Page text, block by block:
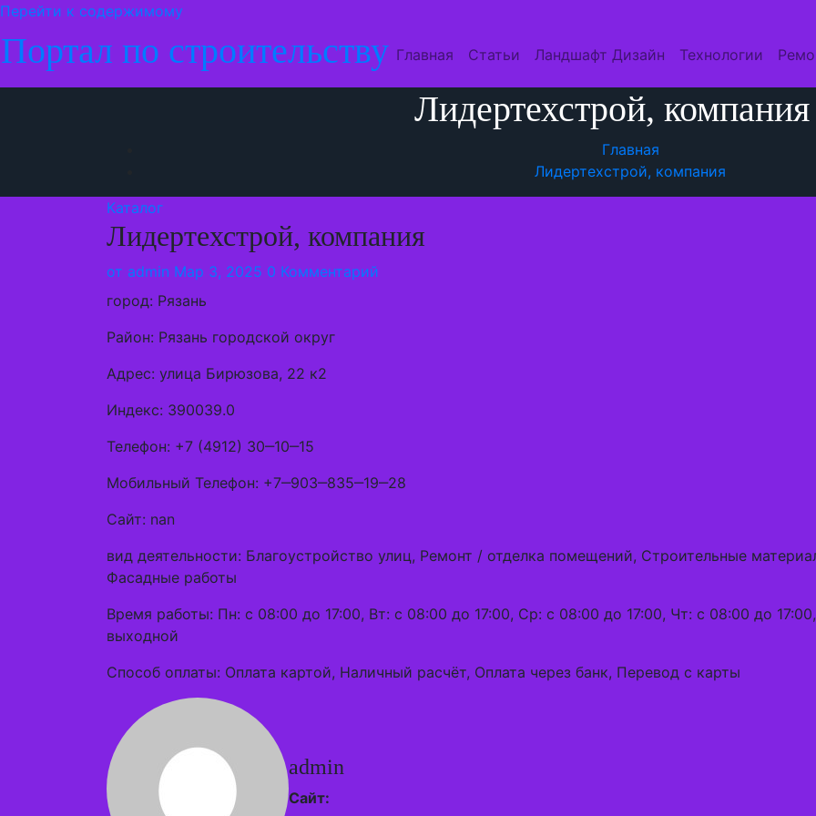
Перейти к содержимому
Портал по строительству Главная Статьи Ландшафт Дизайн Технологии
Лидертехстрой, компания
Главная
Лидертехстрой, компания
Каталог
Лидертехстрой, компания
от admin Мар 3, 2025 0 Комментарий
город: Рязань
Район: Рязань городской округ
Адрес: улица Бирюзова, 22 к2
Индекс: 390039.0
Телефон: +7 (4912) 30‒10‒15
Мобильный Телефон: +7‒903‒835‒19‒28
Сайт: nan
вид деятельности: Благоустройство улиц, Ремонт / отделка помещений, Строительные
Фасадные работы
Время работы: Пн: с 08:00 до 17:00, Вт: с 08:00 до 17:00, Ср: с 08:00 до 17:00, Чт: с 08:00 до
выходной
Способ оплаты: Оплата картой, Наличный расчёт, Оплата через банк, Перевод с карты
admin
Сайт: